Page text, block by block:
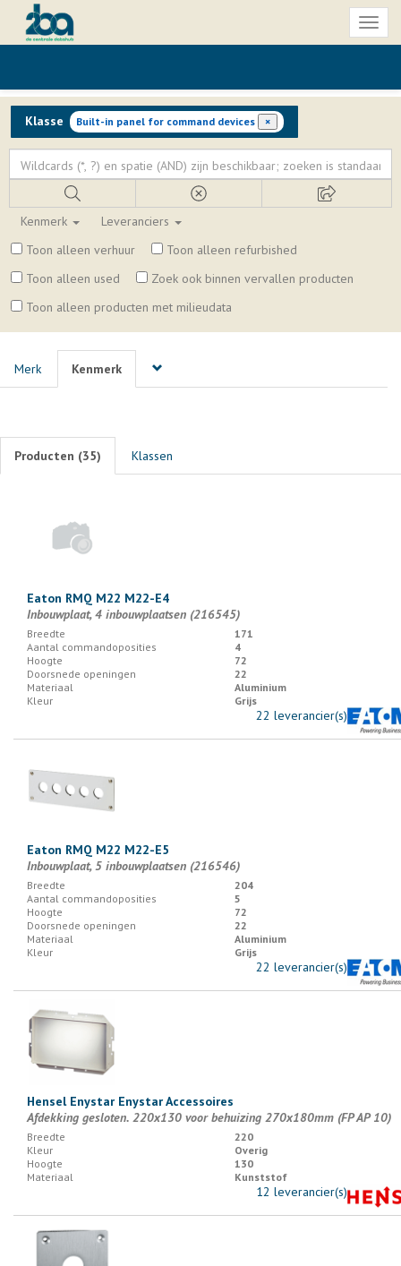
Klasse Built-in panel for command devices ×
Kenmerk
Leveranciers
Toon alleen verhuur
Toon alleen refurbished
Toon alleen used
Zoek ook binnen vervallen producten
Toon alleen producten met milieudata
Merk Kenmerk
Producten (35) Klassen
Eaton RMQ M22 M22-E4
Inbouwplaat, 4 inbouwplaatsen (216545)
Breedte
171
Aantal commandoposities
4
Hoogte
72
Doorsnede openingen
22
Materiaal
Aluminium
Kleur
Grijs
22 leverancier(s)
Eaton RMQ M22 M22-E5
Inbouwplaat, 5 inbouwplaatsen (216546)
Breedte
204
Aantal commandoposities
5
Hoogte
72
Doorsnede openingen
22
Materiaal
Aluminium
Kleur
Grijs
22 leverancier(s)
Hensel Enystar Enystar Accessoires
Afdekking gesloten. 220x130 voor behuizing 270x180mm (FP AP 10)
Breedte
220
Kleur
Overig
Hoogte
130
Materiaal
Kunststof
12 leverancier(s)